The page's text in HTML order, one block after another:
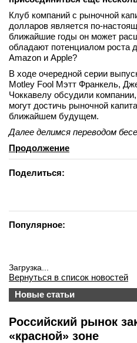
Клуб компаний с рыночной
долларов является по-
ближайшие годы он может
обладают потенциалом роста
Amazon и Apple?
В ходе очередной серии
Motley Fool Мэтт Франкель,
Чоккавелу обсудили
могут достичь рыночной
ближайшем будущем.
Далее делимся переводом
Продолжение
Поделиться:
Популярное:
Загрузка...
Вернуться в список новостей
Новые статьи
Российский рынок
«красной» зоне